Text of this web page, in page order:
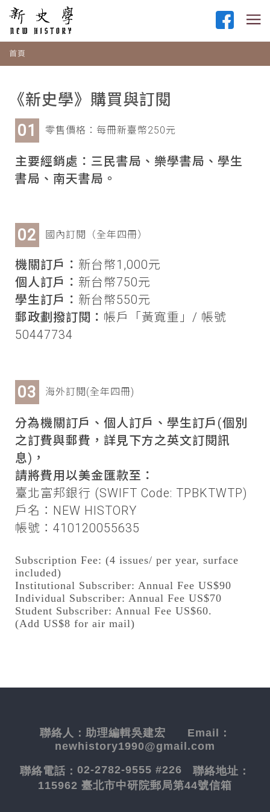
首頁
《新史學》購買與訂閱
零售價格：每冊新臺幣250元
主要經銷處：三民書局、樂學書局、學生
書局、南天書局。
國內訂閱（全年四冊）
機關訂戶： 新台幣1,000元
個人訂戶： 新台幣750元
學生訂戶： 新台幣550元
郵政劃撥訂閱： 帳戶「黃寬重」/ 帳號
50447734
海外訂閱(全年四冊)
分為機關訂戶、個人訂戶、學生訂戶(個別
之訂費與郵費，詳見下方之英文訂閱訊
息)，
請將費用以美金匯款至：
臺北富邦銀行 (SWIFT Code: TPBKTWTP)
戶名：NEW HISTORY
帳號：410120055635
Subscription Fee: (4 issues/ per year, surface
included)
Institutional Subscriber: Annual Fee US$90
Individual Subscriber: Annual Fee US$70
Student Subscriber: Annual Fee US$60.
(Add US$8 for air mail)
聯絡人： 助理編輯吳建宏 Email：
newhistory1990@gmail.com
聯絡電話： 02-2782-9555 #226 聯絡地址：
115962 臺北市中研院郵局第44號信箱